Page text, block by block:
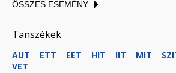
ÖSSZES ESEMÉNY
Tanszékek
AUT ETT EET HIT IIT MIT
VET